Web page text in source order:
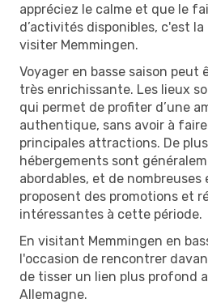
appréciez le calme et que le
d’activités disponibles, c'est
visiter Memmingen.
Voyager en basse saison peut
très enrichissante. Les lieux
qui permet de profiter d’une
authentique, sans avoir à
principales attractions. De
hébergements sont
abordables, et de nombreuses
proposent des promotions et
intéressantes à cette période.
En visitant Memmingen en
l'occasion de rencontrer
de tisser un lien plus profond
Allemagne.